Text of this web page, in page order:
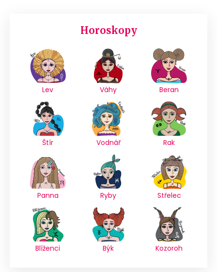
Horoskopy
Lev Váhy Beran
Štír Vodnář Rak
Panna Ryby Střelec
Blíženci Býk Kozoroh